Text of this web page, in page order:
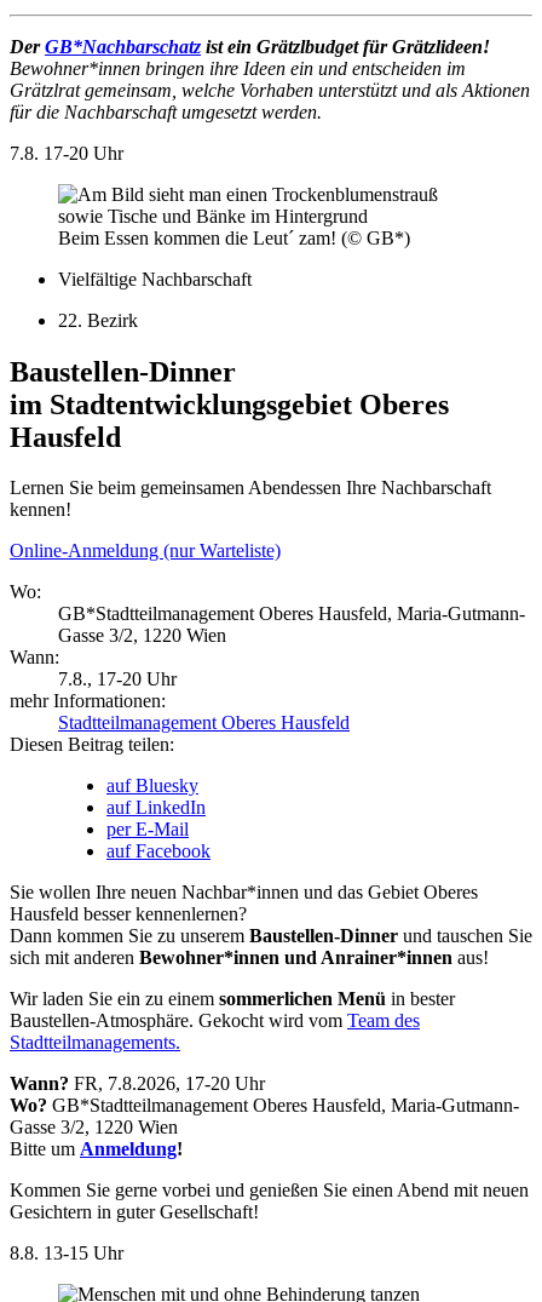
DerGB*Nachbarschatz ist ein Grätzlbudget für Grätzlideen!
Bewohner*innen bringen ihre Ideen ein und entscheiden im
Grätzlrat gemeinsam, welche Vorhaben unterstützt und als Aktionen
für die Nachbarschaft umgesetzt werden.
7.8. 17-20 Uhr
Beim Essen kommen die Leut´ zam! (© GB*)
Vielfältige Nachbarschaft
22. Bezirk
Baustellen-Dinner
im Stadtentwicklungsgebiet Oberes
Hausfeld
Lernen Sie beim gemeinsamen Abendessen Ihre Nachbarschaft
kennen!
Online-Anmeldung (nur Warteliste)
Wo:
GB*Stadtteilmanagement Oberes Hausfeld, Maria-Gutmann-
Gasse 3/2, 1220 Wien
Wann:
7.8., 17-20 Uhr
mehr Informationen:
Stadtteilmanagement Oberes Hausfeld
Diesen Beitrag teilen:
auf Bluesky
auf LinkedIn
per E-Mail
auf Facebook
Sie wollen Ihre neuen Nachbar*innen und das Gebiet Oberes
Hausfeld besser kennenlernen?
Dann kommen Sie zu unserem Baustellen-Dinner und tauschen Sie
sich mit anderen Bewohner*innen und Anrainer*innen aus!
Wir laden Sie ein zu einem sommerlichen Menü in bester
Baustellen-Atmosphäre. Gekocht wird vom Team des
Stadtteilmanagements.
Wann? FR, 7.8.2026, 17-20 Uhr
Wo? GB*Stadtteilmanagement Oberes Hausfeld, Maria-Gutmann-
Gasse 3/2, 1220 Wien
Bitte um Anmeldung!
Kommen Sie gerne vorbei und genießen Sie einen Abend mit neuen
Gesichtern in guter Gesellschaft!
8.8. 13-15 Uhr